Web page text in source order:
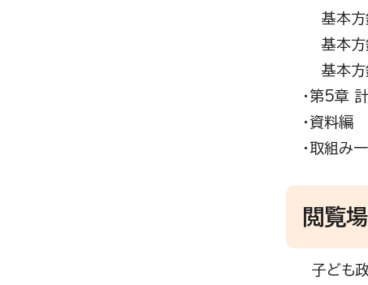
基本方
基本方
基本方
・第5章
・資料編
・取組み
閲覧
子ども